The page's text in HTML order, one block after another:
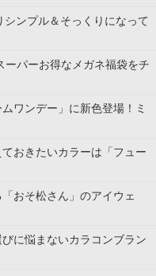
ンプル＆そっくりになって
ーパーお得なメガネ福袋をチ
ワンデー」に新色登場！ミ
おきたいカラーは「フュー
おそ松さん」のアイウェ
に悩まないカラコンブラン